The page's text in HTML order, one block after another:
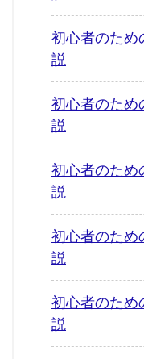
初心者のた
説
初心者のた
説
初心者のた
説
初心者のた
説
初心者のた
説